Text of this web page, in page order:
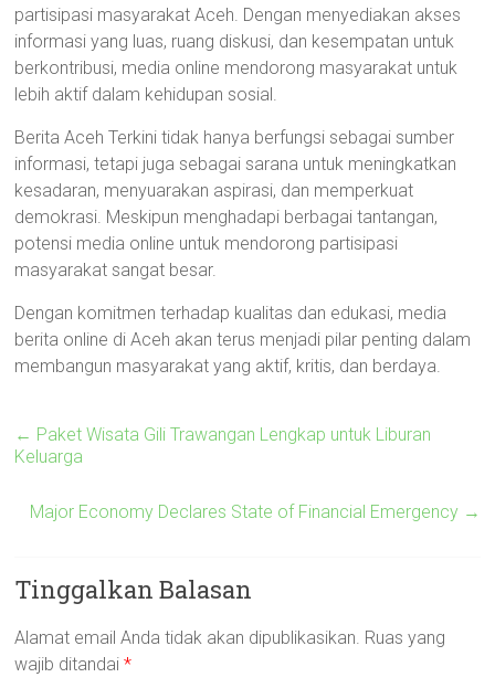
partisipasi masyarakat Aceh. Dengan menyediakan akses
informasi yang luas, ruang diskusi, dan kesempatan untuk
berkontribusi, media online mendorong masyarakat untuk
lebih aktif dalam kehidupan sosial.
Berita Aceh Terkini tidak hanya berfungsi sebagai sumber
informasi, tetapi juga sebagai sarana untuk meningkatkan
kesadaran, menyuarakan aspirasi, dan memperkuat
demokrasi. Meskipun menghadapi berbagai tantangan,
potensi media online untuk mendorong partisipasi
masyarakat sangat besar.
Dengan komitmen terhadap kualitas dan edukasi, media
berita online di Aceh akan terus menjadi pilar penting dalam
membangun masyarakat yang aktif, kritis, dan berdaya.
← Paket Wisata Gili Trawangan Lengkap untuk Liburan
Keluarga
Major Economy Declares State of Financial Emergency →
Tinggalkan Balasan
Alamat email Anda tidak akan dipublikasikan. Ruas yang
wajib ditandai*